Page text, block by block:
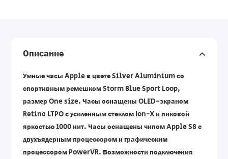
Описание
Умные часы Apple в цвете Silver Aluminium со
спортивным ремешком Storm Blue Sport Loop,
размер One size. Часы оснащены OLED-экраном
Retina LTPO с усиленным стеклом Ion-X и пиковой
яркостью 1000 нит. Часы оснащены чипом Apple S8 с
двухъядерным процессором и графическим
процессором PowerVR. Возможности подключения